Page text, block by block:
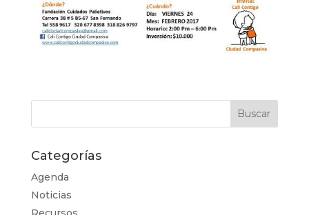
Categorías
Agenda
Noticias